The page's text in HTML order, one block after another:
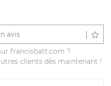
avis
francisbatt.com ?
clients dès maintenant !